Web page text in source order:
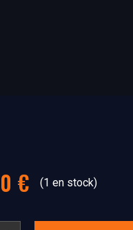
€ (1 en stock)